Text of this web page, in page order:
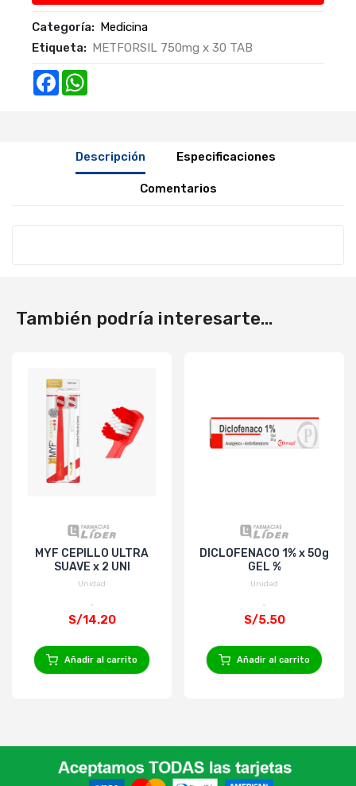
Categoría: Medicina
Etiqueta: METFORSIL 750mg x 30 TAB
Facebook
Descripción Especificaciones
Comentarios
También podría interesarte...
MYF CEPILLO ULTRA
SUAVE x 2 UNI
Unidad
S/14.20
Añadir al carrito
DICLOFENACO 1% x 50g
GEL %
Unidad
S/5.50
Añadir al carrito